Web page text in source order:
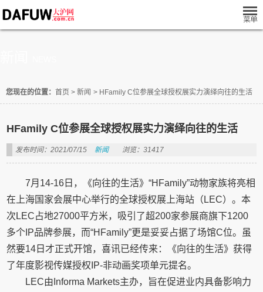
您现在的位置： 首页 > 新闻 > HFamily C位参展全球授权展实力演绎向往的生活
HFamily C位参展全球授权展实力演绎向往的生活
发布时间：2021/07/15 新闻 浏览：31417
7月14-16日，《向往的生活》“HFamily”动物家族将亮相
在上海国家会展中心举行的全球授权展上海站（LEC）。本
次LEC占地27000平方米，吸引了超200家参展商旗下1200
多个IP品牌参展，而“HFamily”更是妥妥占据了场馆C位。虽
然要14日才正式开馆，喜讯已经传来：《向往的生活》获得
了年度影视传媒授权IP-非动画奖项单元提名。
LEC由Informa Markets主办，旨在促进业内具备影响力